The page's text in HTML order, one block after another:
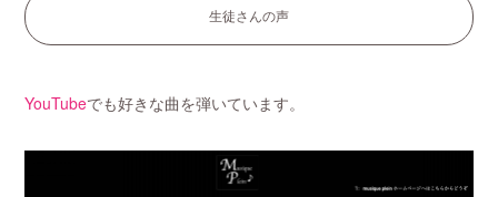
生徒さんの声
YouTubeでも好きな曲を弾いています。